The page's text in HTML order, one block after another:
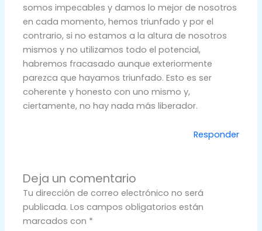
somos impecables y damos lo mejor de nosotros
en cada momento, hemos triunfado y por el
contrario, si no estamos a la altura de nosotros
mismos y no utilizamos todo el potencial,
habremos fracasado aunque exteriormente
parezca que hayamos triunfado. Esto es ser
coherente y honesto con uno mismo y,
ciertamente, no hay nada más liberador.
Responder
Deja un comentario
Tu dirección de correo electrónico no será
publicada. Los campos obligatorios están
marcados con *